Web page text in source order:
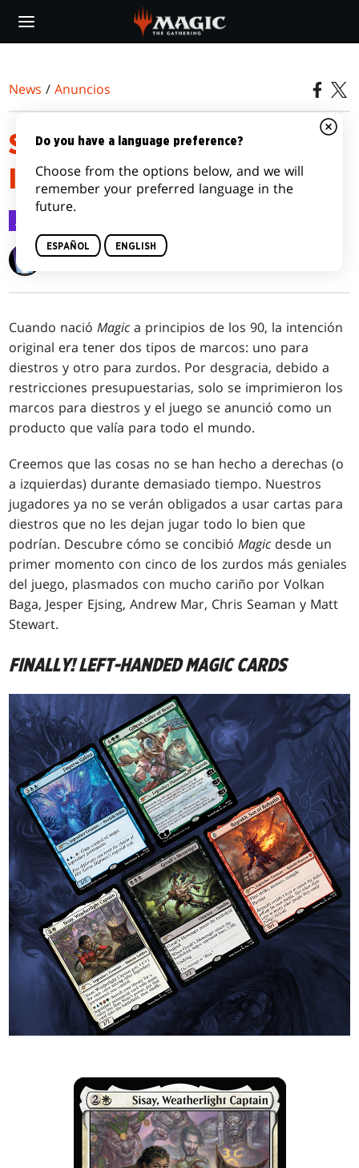
main
News /Anuncios
SECRET LAIR ANDA CON MANO
IZQUIERDA
Anuncios
Wizards of the Coast
Cuando nacióMagic a principios de los 90, la intención
original era tener dos tipos de marcos: uno para
diestros y otro para zurdos. Por desgracia, debido a
restricciones presupuestarias, solo se imprimieron los
marcos para diestros y el juego se anunció como un
producto que valía para todo el mundo.
Creemos que las cosas no se han hecho a derechas (o
a izquierdas) durante demasiado tiempo. Nuestros
jugadores ya no se verán obligados a usar cartas para
diestros que no les dejan jugar todo lo bien que
podrían. Descubre cómo se concibióMagic desde un
primer momento con cinco de los zurdos más geniales
del juego, plasmados con mucho cariño por Volkan
Baga, Jesper Ejsing, Andrew Mar, Chris Seaman y Matt
Stewart.
FINALLY! LEFT-HANDED MAGIC CARDS
Do you have a language preference?
Choose from the options below, and we will
remember your preferred language in the
future.
ESPAÑOL ENGLISH